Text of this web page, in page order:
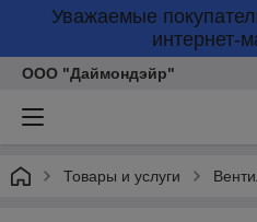
Уважаемые
интернет-
ООО "Даймондэйр"
Товары и услуги